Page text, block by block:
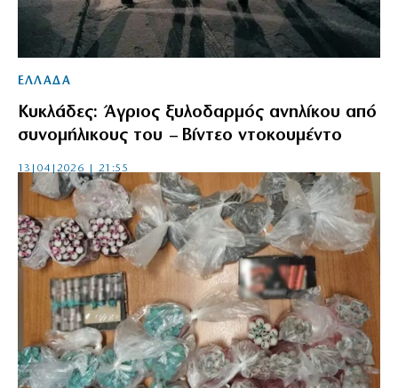
ΕΛΛΑΔΑ
Κυκλάδες: Άγριος ξυλοδαρμός ανηλίκου από
συνομήλικους του – Βίντεο ντοκουμέντο
13|04|2026 | 21:55